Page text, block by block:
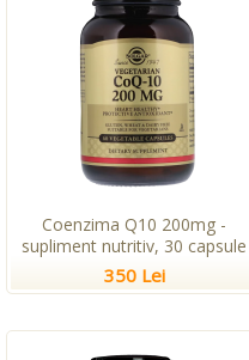
Coenzima Q10 200mg -
supliment nutritiv, 30 capsule
350 Lei